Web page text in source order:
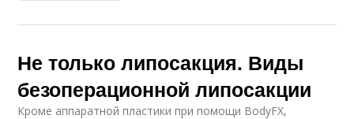
Не только липосакция. Виды
безоперационной липосакции
Кроме аппаратной пластики при помощи BodyFХ,